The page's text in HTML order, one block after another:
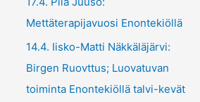
Mettäterapijavuosi Enontekiöllä
14.4. Iisko-Matti Näkkäläjärvi:
Birgen Ruovttus; Luovatuvan
toiminta Enontekiöllä talvi-kevät